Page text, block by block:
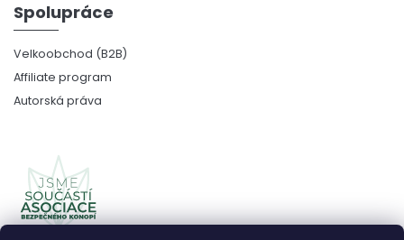
Spolupráce
Velkoobchod (B2B)
Affiliate program
Autorská práva